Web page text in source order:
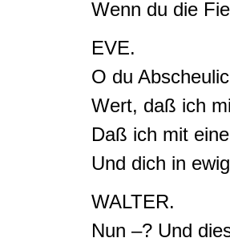
Wenn du die
EVE.
O du
Wert, daß ich
Daß ich mit
Und dich in
WALTER.
Nun –? Und